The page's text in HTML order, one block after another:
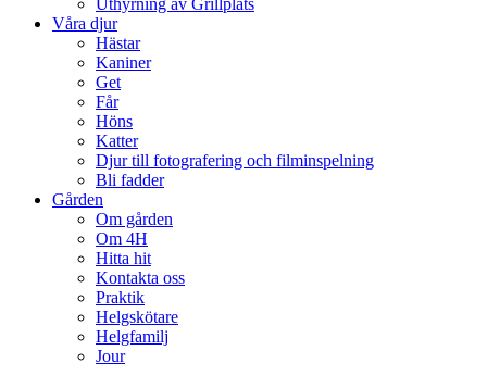
Uthyrning av Grillplats
Våra djur
Hästar
Kaniner
Get
Får
Höns
Katter
Djur till fotografering och filminspelning
Bli fadder
Gården
Om gården
Om 4H
Hitta hit
Kontakta oss
Praktik
Helgskötare
Helgfamilj
Jour